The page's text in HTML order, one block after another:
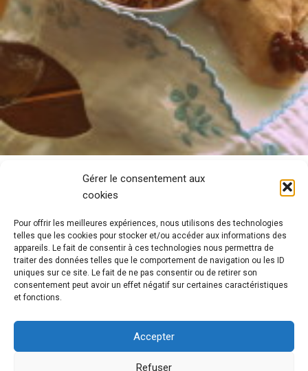
Gérer le consentement aux
cookies
Pour offrir les meilleures expériences, nous utilisons des technologies
telles que les cookies pour stocker et/ou accéder aux informations des
appareils. Le fait de consentir à ces technologies nous permettra de
traiter des données telles que le comportement de navigation ou les ID
uniques sur ce site. Le fait de ne pas consentir ou de retirer son
consentement peut avoir un effet négatif sur certaines caractéristiques
et fonctions.
Accepter
Refuser